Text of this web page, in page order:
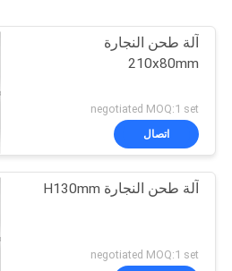
آلة طحن النجارة
210x80mm
negotiated MOQ:1 set
اتصال
آلة طحن النجارة H130mm
negotiated MOQ:1 set